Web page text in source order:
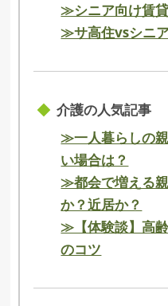
≫シニア向け賃
≫サ高住vsシニ
介護の人気記事
≫一人暮らしの
い場合は？
≫都会で増える
か？近居か？
≫【体験談】高
のコツ